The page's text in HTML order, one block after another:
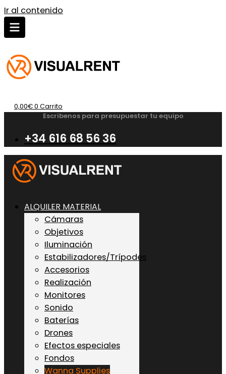
Ir al contenido
0,00€0 Carrito
Escribenos para presupuestar tu equipo
+34 616 68 56 36
ALQUILER MATERIAL
Cámaras
Objetivos
Iluminación
Estabilizadores/Trípodes
Accesorios
Realización
Monitores
Sonido
Baterías
Drones
Efectos especiales
Fondos
Wanna Supplies